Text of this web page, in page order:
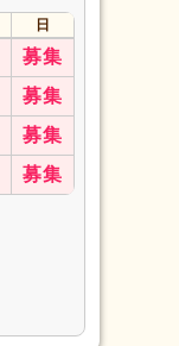
日
募集
募集
募集
募集